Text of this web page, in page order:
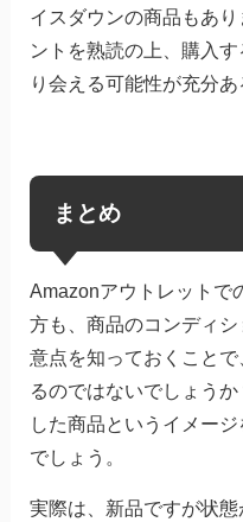
イスダウンの商品もあ
ントを熟読の上、購入
り会える可能性が充分あ
まとめ
Amazonアウトレットで
方も、商品のコンディ
意点を知っておくこと
るのではないでしょう
した商品というイメー
でしょう。
実際は、新品ですが状